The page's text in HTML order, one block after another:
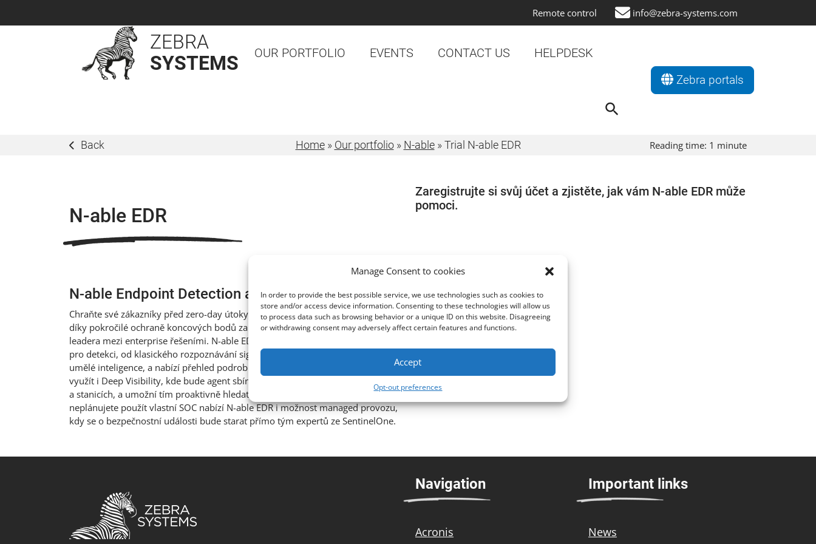
Manage Consent to cookies
In order to provide the best possible service, we use technologies such as cookies to
store and/or access device information. Consenting to these technologies will allow us
to process data such as browsing behavior or a unique ID on this website. Disagreeing
or withdrawing consent may adversely affect certain features and functions.
Accept
Opt-out preferences
Remote control info@zebra-systems.com
ZEBRA
SYSTEMS
OUR PORTFOLIO EVENTS CONTACT US HELPDESK
Search
Zebra portals
Back Home» Our portfolio» N-able»Trial N-able EDR Reading time: 1 minute
N-able EDR
N-able Endpoint Detection and Response
Chraňte své zákazníky před zero-day útoky, ransomwarem a dalšími hrozbami
díky pokročilé ochraně koncových bodů založené na technologii SentinelOne,
leadera mezi enterprise řešeními. N-able EDR využívá několik různých enginů
pro detekci, od klasického rozpoznávání signatur, až po analýzu za pomocí
umělé inteligence, a nabízí přehled podrobností o útocích. Kromě toho může
využít i Deep Visibility, kde bude agent sbírat data z mnoha zdrojů na serverech
a stanicích, a umožní tím proaktivně hledat potenciální hrozby. V případě že
neplánujete použít vlastní SOC nabízí N-able EDR i možnost managed provozu,
kdy se o bezpečnostní události bude starat přímo tým expertů ze SentinelOne.
Zaregistrujte si svůj účet a zjistěte, jak vám N-able EDR může
pomoci.
Navigation
Acronis
Important links
News